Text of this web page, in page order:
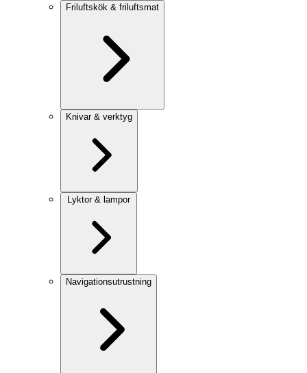
Friluftskök & friluftsmat
Knivar & verktyg
Lyktor & lampor
Navigationsutrustning